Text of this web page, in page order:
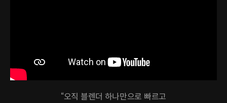
“오직 블렌더 하나만으로 빠르고